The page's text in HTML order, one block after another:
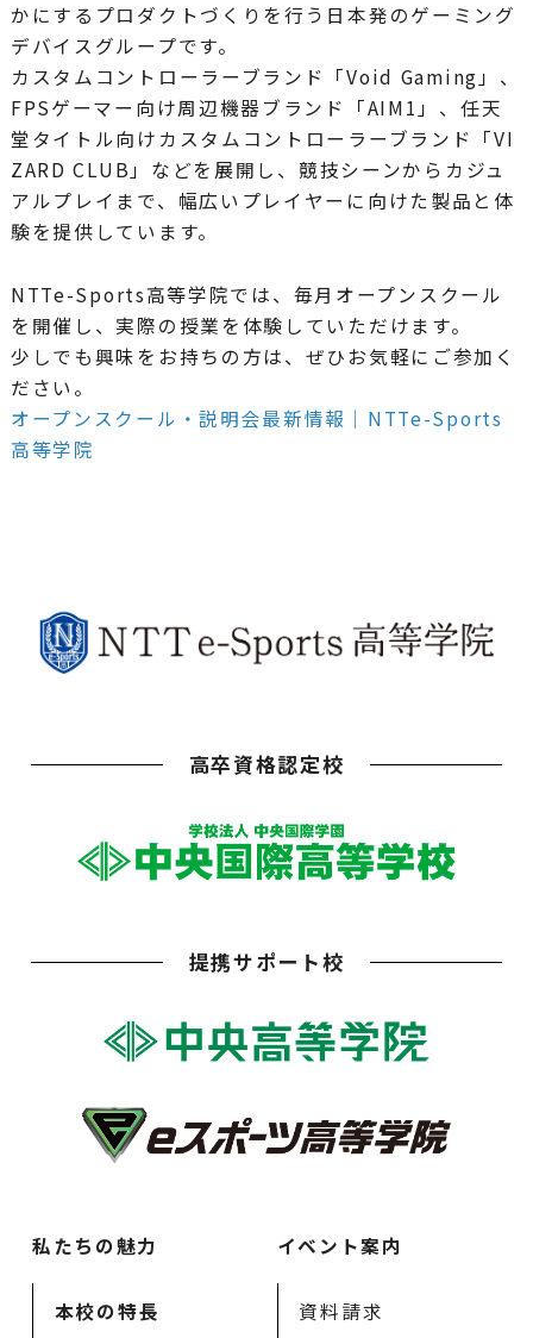
かにするプロダクトづくりを行う日本発のゲーミング
デバイスグループです。
カスタムコントローラーブランド「Void Gaming」、
FPSゲーマー向け周辺機器ブランド「AIM1」、任天
堂タイトル向けカスタムコントローラーブランド「VI
ZARD CLUB」などを展開し、競技シーンからカジュ
アルプレイまで、幅広いプレイヤーに向けた製品と体
験を提供しています。
NTTe-Sports高等学院では、毎月オープンスクール
を開催し、実際の授業を体験していただけます。
少しでも興味をお持ちの方は、ぜひお気軽にご参加く
ださい。
オープンスクール・説明会最新情報｜NTTe-Sports
高等学院
高卒資格認定校
提携サポート校
私たちの魅力
本校の特長
イベント案内
資料請求